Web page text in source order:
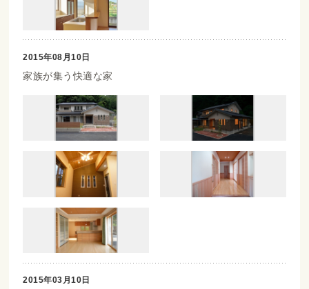
2015年08月10日
家族が集う快適な家
2015年03月10日